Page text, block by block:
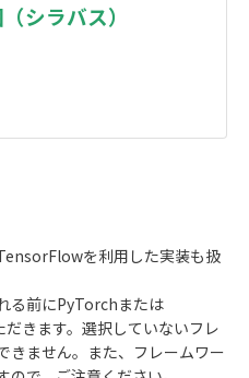
シラバス）
を利用した実装も扱
る前にPyTorchまたは
きます。選択していないフレ
きません。また、フレームワー